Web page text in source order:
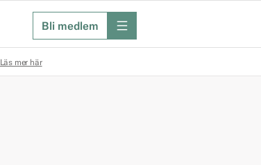
Bli medlem meny
Läs mer här